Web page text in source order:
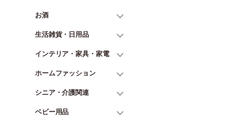
お酒
生活雑貨・日用品
インテリア・家具・家電
ホームファッション
シニア・介護関連
ベビー用品